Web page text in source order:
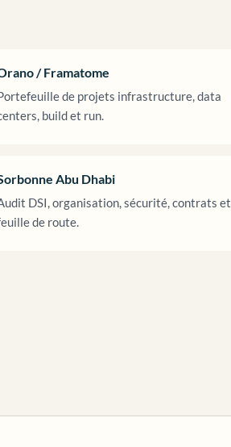
/ Framatome
de projets infrastructure, data
build et run.
Abu Dhabi
DSI, organisation, sécurité, contrats et
de route.